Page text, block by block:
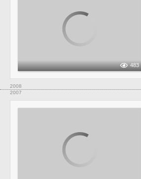
483
2008
2007